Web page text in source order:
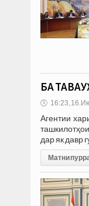
БА
🕔 16:23,
Агентии
дар як
Матни